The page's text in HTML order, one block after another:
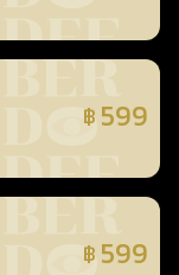
฿ 599
฿ 599